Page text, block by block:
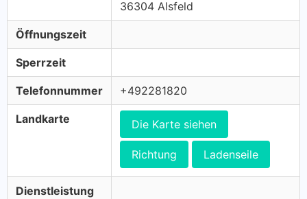
36304 Alsfeld
Öffnungszeit
Sperrzeit
Telefonnummer +492281820
Landkarte Die Karte siehen
Richtung Ladenseile
Dienstleistung